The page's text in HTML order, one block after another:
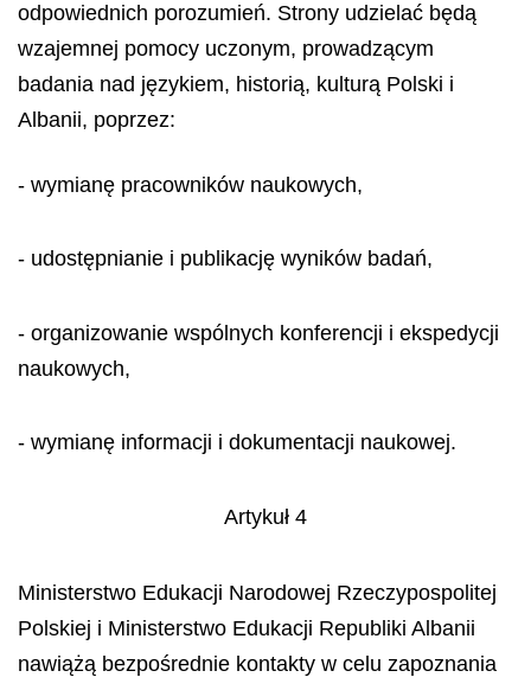
odpowiednich porozumień. Strony udzielać będą
wzajemnej pomocy uczonym, prowadzącym
badania nad językiem, historią, kulturą Polski i
Albanii, poprzez:
- wymianę pracowników naukowych,
- udostępnianie i publikację wyników badań,
- organizowanie wspólnych konferencji i ekspedycji
naukowych,
- wymianę informacji i dokumentacji naukowej.
Artykuł 4
Ministerstwo Edukacji Narodowej Rzeczypospolitej
Polskiej i Ministerstwo Edukacji Republiki Albanii
nawiążą bezpośrednie kontakty w celu zapoznania